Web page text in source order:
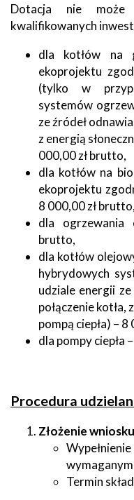
Dotacja nie może
kwalifikowanych
dla kotłów na
ekoprojektu
(tylko w
systemów
ze źródeł
z energią
000,00 zł brutto,
dla kotłów na
ekoprojektu
8 000,00 zł brutto,
dla
brutto,
dla kotłów
hybrydowych
udziale energii
połączenie kotła,
pompą ciepła) –
dla pompy ciepła
Procedura
Złożenie wniosku
Termin